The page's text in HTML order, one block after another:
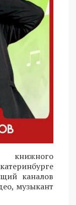
книжного
каналов
музыкант